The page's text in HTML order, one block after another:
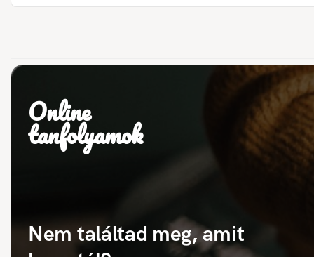
Online
tanfolyamok
Nem találtad meg, amit